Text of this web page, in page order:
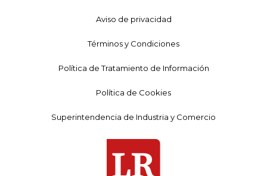
Aviso de privacidad
Términos y Condiciones
Política de Tratamiento de Información
Política de Cookies
Superintendencia de Industria y Comercio